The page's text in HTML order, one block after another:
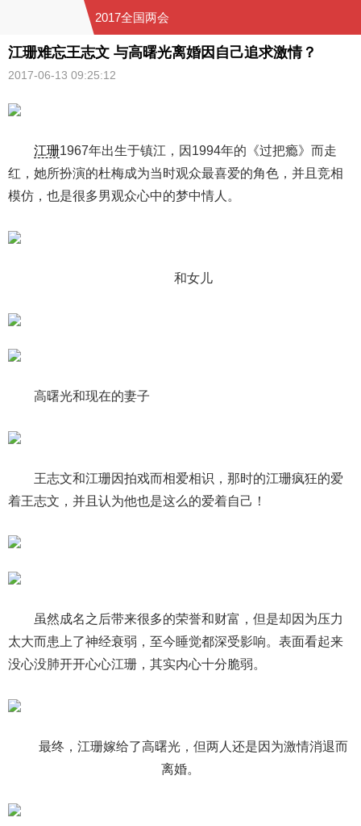
2017全国两会
江珊难忘王志文 与高曙光离婚因自己追求激情？
2017-06-13 09:25:12
江珊1967年出生于镇江，因1994年的《过把瘾》而走
红，她所扮演的杜梅成为当时观众最喜爱的角色，并且竞相
模仿，也是很多男观众心中的梦中情人。
和女儿
高曙光和现在的妻子
王志文和江珊因拍戏而相爱相识，那时的江珊疯狂的爱
着王志文，并且认为他也是这么的爱着自己！
虽然成名之后带来很多的荣誉和财富，但是却因为压力
太大而患上了神经衰弱，至今睡觉都深受影响。表面看起来
没心没肺开开心心江珊，其实内心十分脆弱。
最终，江珊嫁给了高曙光，但两人还是因为激情消退而
离婚。